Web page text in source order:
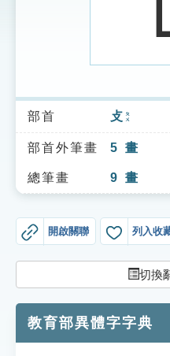
索引選單
知識索引
單字索引
貓頭鷹博士
部首 攴 ㄆㄨ
部首外筆畫 5 畫
總筆畫 9 畫
開啟關聯 列入收
切換
教育部異體字字典